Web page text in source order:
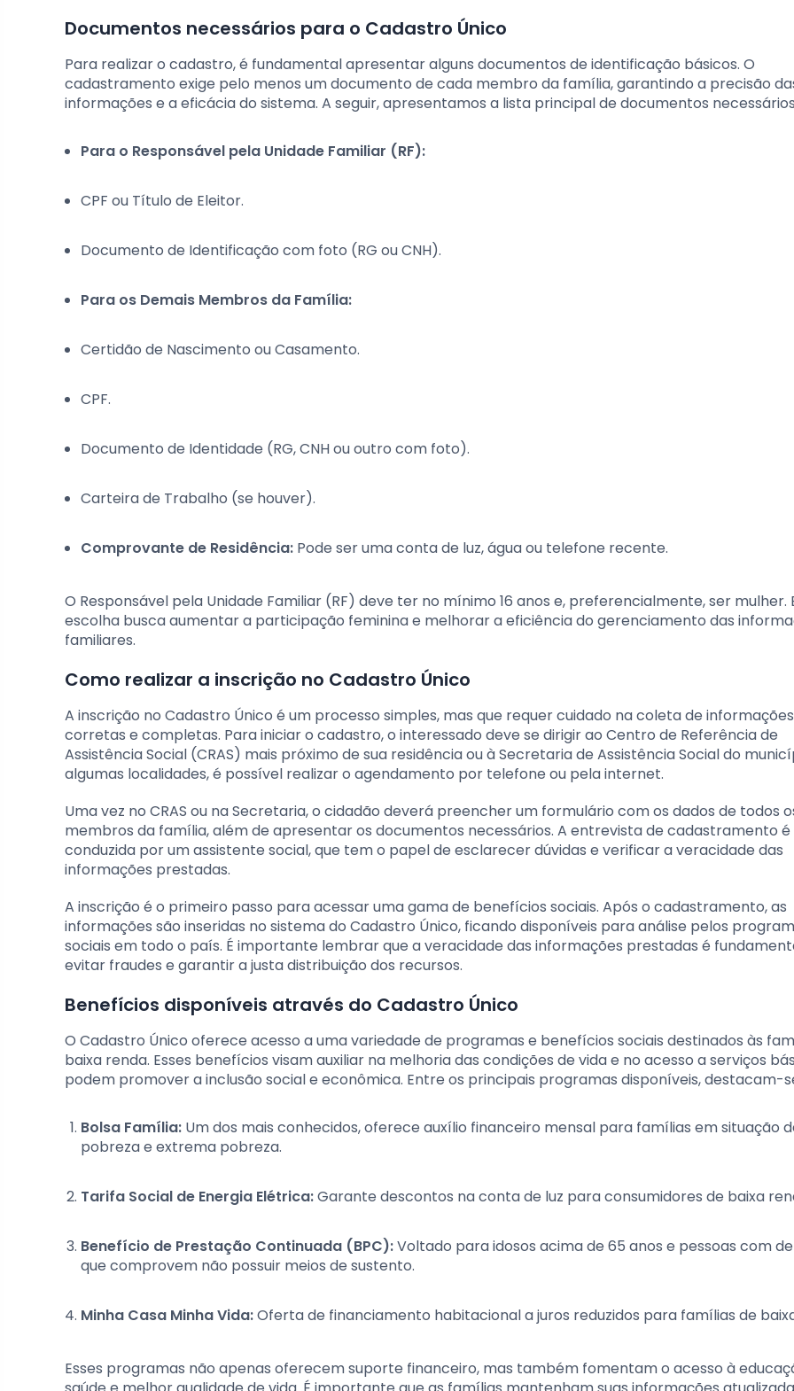
Documentos necessários para o Cadastro Único
Para realizar o cadastro, é fundamental apresentar alguns documentos de identificação básicos. O
cadastramento exige pelo menos um documento de cada membro da família, garantindo a precisão
informações e a eficácia do sistema. A seguir, apresentamos a lista principal de documentos
Para o Responsável pela Unidade Familiar (RF):
CPF ou Título de Eleitor.
Documento de Identificação com foto (RG ou CNH).
Para os Demais Membros da Família:
Certidão de Nascimento ou Casamento.
CPF.
Documento de Identidade (RG, CNH ou outro com foto).
Carteira de Trabalho (se houver).
Comprovante de Residência: Pode ser uma conta de luz, água ou telefone recente.
O Responsável pela Unidade Familiar (RF) deve ter no mínimo 16 anos e, preferencialmente, ser mulher.
escolha busca aumentar a participação feminina e melhorar a eficiência do gerenciamento das
familiares.
Como realizar a inscrição no Cadastro Único
A inscrição no Cadastro Único é um processo simples, mas que requer cuidado na coleta de informações
corretas e completas. Para iniciar o cadastro, o interessado deve se dirigir ao Centro de Referência de
Assistência Social (CRAS) mais próximo de sua residência ou à Secretaria de Assistência Social do
algumas localidades, é possível realizar o agendamento por telefone ou pela internet.
Uma vez no CRAS ou na Secretaria, o cidadão deverá preencher um formulário com os dados de todos
membros da família, além de apresentar os documentos necessários. A entrevista de cadastramento é
conduzida por um assistente social, que tem o papel de esclarecer dúvidas e verificar a veracidade das
informações prestadas.
A inscrição é o primeiro passo para acessar uma gama de benefícios sociais. Após o cadastramento, as
informações são inseridas no sistema do Cadastro Único, ficando disponíveis para análise pelos
sociais em todo o país. É importante lembrar que a veracidade das informações prestadas é
evitar fraudes e garantir a justa distribuição dos recursos.
Benefícios disponíveis através do Cadastro Único
O Cadastro Único oferece acesso a uma variedade de programas e benefícios sociais destinados às
baixa renda. Esses benefícios visam auxiliar na melhoria das condições de vida e no acesso a serviços
podem promover a inclusão social e econômica. Entre os principais programas disponíveis, destacam-
Bolsa Família: Um dos mais conhecidos, oferece auxílio financeiro mensal para famílias em situação
pobreza e extrema pobreza.
Tarifa Social de Energia Elétrica:Garante descontos na conta de luz para consumidores de baixa
Benefício de Prestação Continuada (BPC):Voltado para idosos acima de 65 anos e pessoas com
que comprovem não possuir meios de sustento.
Minha Casa Minha Vida:Oferta de financiamento habitacional a juros reduzidos para famílias de
Esses programas não apenas oferecem suporte financeiro, mas também fomentam o acesso à